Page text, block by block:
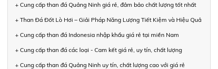
+ Cung cấp than đá Quảng Ninh giá rẻ, đảm bảo chất lượng tốt nhất
+ Than Đá Đốt Lò Hơi – Giải Pháp Năng Lượng Tiết Kiệm và Hiệu Quả
+ Cung cấp than đá Indonesia nhập khẩu giá rẻ tại miền Nam
+ Cung cấp than đá các loại - Cam kết giá rẻ, uy tín, chất lượng
+ Cung cấp than đá Quảng Ninh uy tín, chất lượng cao với giá rẻ